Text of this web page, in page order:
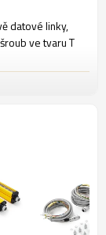
datové linky,
ve tvaru T
ISO UL-FCC,